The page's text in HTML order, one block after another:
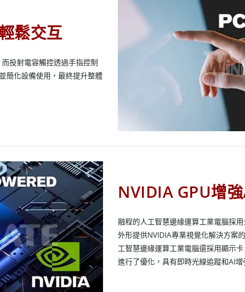
鬆交互
投射電容觸控透過手指控制
簡化設備使用，最終提升整體
NVIDIA GPU增
融程的人工智慧邊緣運算工業電腦採
外形提供NVIDIA專業視覺化解決方案
工智慧邊緣運算工業電腦還採用顯示
進行了優化，具有即時光線追蹤和AI增